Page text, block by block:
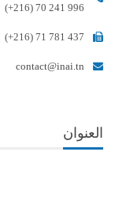
(+216) 70 241 996
(+216) 71 781 437
contact@inai.tn
العنوان